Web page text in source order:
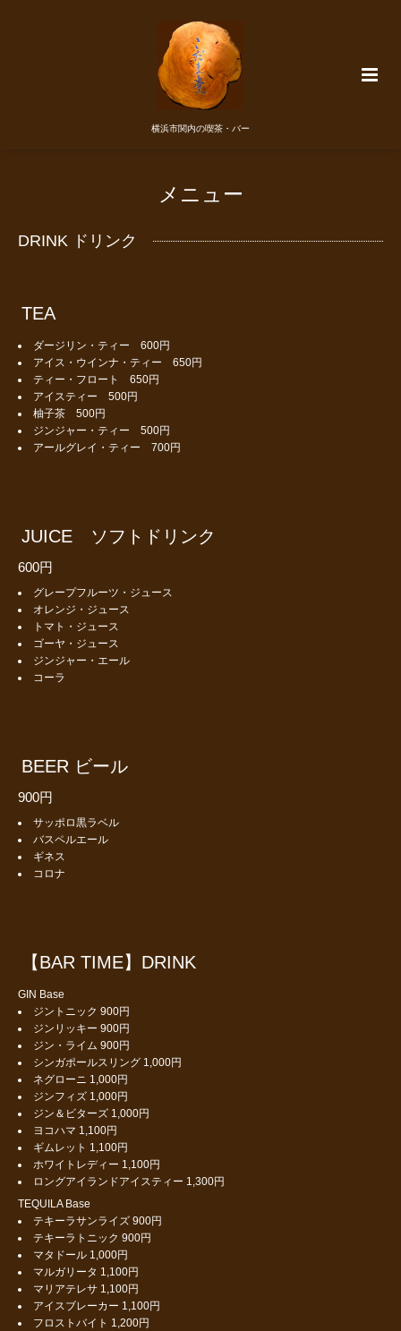
横浜市関内の喫茶・バー
メニュー
DRINK ドリンク
TEA
ダージリン・ティー 600円
アイス・ウインナ・ティー 650円
ティー・フロート 650円
アイスティー 500円
柚子茶 500円
ジンジャー・ティー 500円
アールグレイ・ティー 700円
JUICE ソフトドリンク
600円
グレープフルーツ・ジュース
オレンジ・ジュース
トマト・ジュース
ゴーヤ・ジュース
ジンジャー・エール
コーラ
BEER ビール
900円
サッポロ黒ラベル
バスペルエール
ギネス
コロナ
【BAR TIME】DRINK
GIN Base
ジントニック 900円
ジンリッキー 900円
ジン・ライム 900円
シンガポールスリング 1,000円
ネグローニ 1,000円
ジンフィズ 1,000円
ジン＆ビターズ 1,000円
ヨコハマ 1,100円
ギムレット 1,100円
ホワイトレディー 1,100円
ロングアイランドアイスティー 1,300円
TEQUILA Base
テキーラサンライズ 900円
テキーラトニック 900円
マタドール 1,000円
マルガリータ 1,100円
マリアテレサ 1,100円
アイスブレーカー 1,100円
フロストバイト 1,200円